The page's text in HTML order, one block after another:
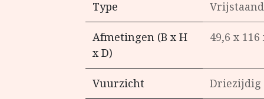
Type Vrijstaand
Afmetingen (B x H
x D)
49,6 x
Vuurzicht Driezijdig